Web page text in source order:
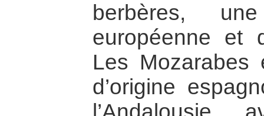
berbères,
européenne et
Les Mozarabes
d’origine